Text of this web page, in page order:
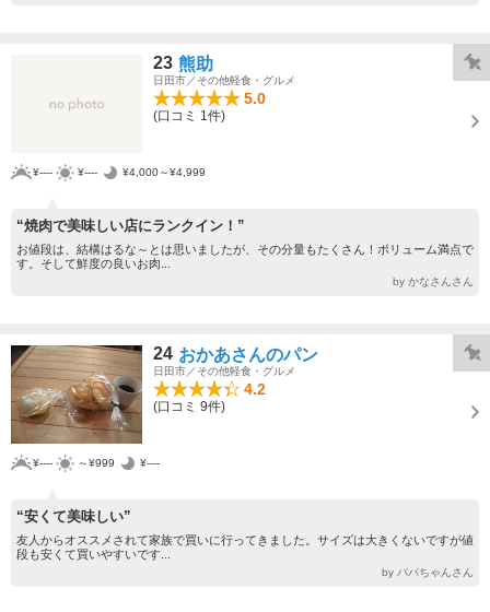
23 熊助
日田市／その他軽食・グルメ
5.0
(口コミ 1件)
¥---- ¥---- ¥4,000～¥4,999
“焼肉で美味しい店にランクイン！”
お値段は、結構はるな～とは思いましたが、その分量もたくさん！ボリューム満点で
す。そして鮮度の良いお肉...
by かなさんさん
24 おかあさんのパン
日田市／その他軽食・グルメ
4.2
(口コミ 9件)
¥---- ～¥999 ¥----
“安くて美味しい”
友人からオススメされて家族で買いに行ってきました。サイズは大きくないですが値
段も安くて買いやすいです...
by パパちゃんさん